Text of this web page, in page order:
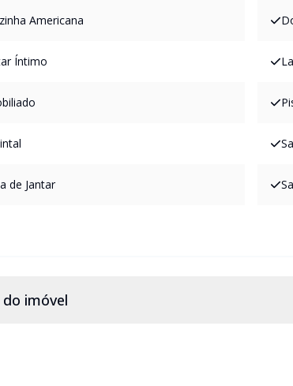
Americana
Íntimo
de Jantar
imóvel